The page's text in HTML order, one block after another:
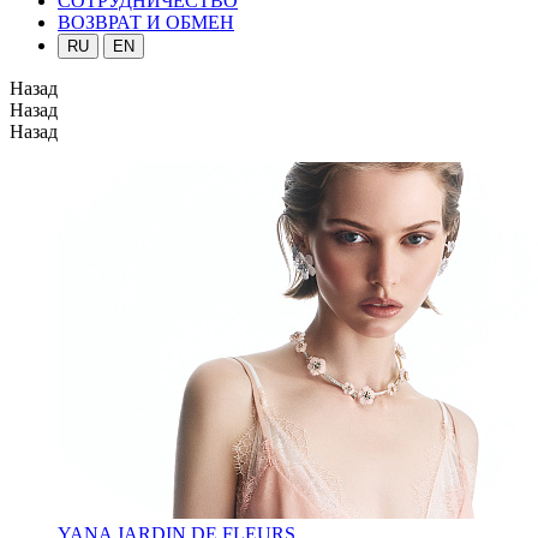
ВОЗВРАТ И ОБМЕН
RU EN
Назад
Назад
Назад
YANA JARDIN DE FLEURS